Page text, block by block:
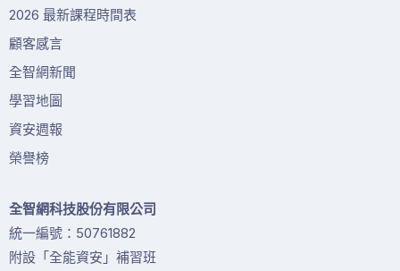
2026 最新課程時間表
顧客感言
全智網新聞
學習地圖
資安週報
榮譽榜
全智網科技股份有限公司
統一編號：50761882
附設「全能資安」補習班